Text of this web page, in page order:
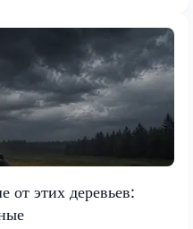
от этих деревьев: